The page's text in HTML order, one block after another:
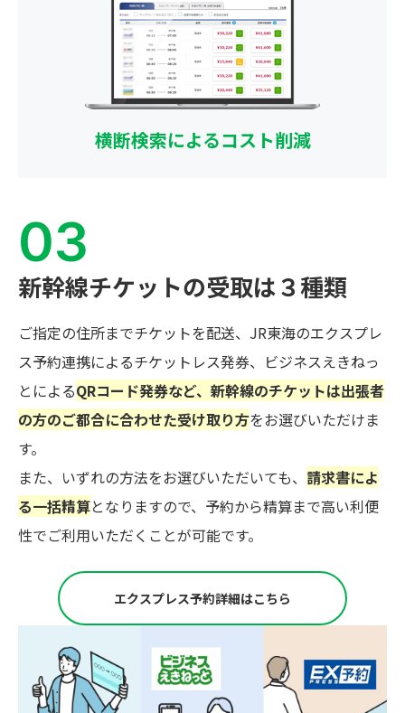
横断検索によるコスト削減
新幹線チケットの受取は３種類
ご指定の住所までチケットを配送、JR東海のエクスプレ
ス予約連携によるチケットレス発券、ビジネスえきねっ
とによるQRコード発券など、新幹線のチケットは出張者
の方のご都合に合わせた受け取り方をお選びいただけま
す。
また、いずれの方法をお選びいただいても、 請求書によ
る一括精算となりますので、予約から精算まで高い利便
性でご利用いただくことが可能です。
エクスプレス予約詳細はこちら